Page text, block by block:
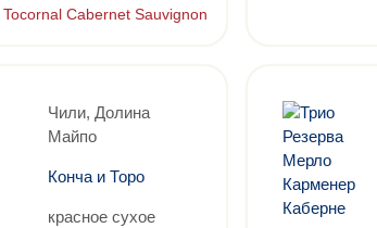
Tocornal Cabernet Sauvignon
Чили, Долина
Майпо
Конча и Торо
красное сухое